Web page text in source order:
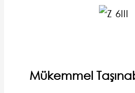
Mükemmel